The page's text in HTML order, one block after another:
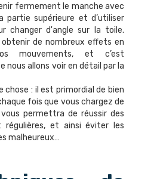
fermement le manche avec
partie supérieure et d’utiliser
changer d'angle sur la toile.
obtenir de nombreux effets en
mouvements, et c’est
nous allons voir en détail par la
chose : il est primordial de bien
fois que vous chargez de
permettra de réussir des
régulières, et ainsi éviter les
malheureux…